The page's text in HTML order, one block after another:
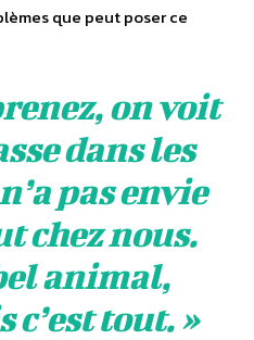
que peut poser ce
on voit
dans les
pas envie
chez nous.
animal,
c’est tout. »